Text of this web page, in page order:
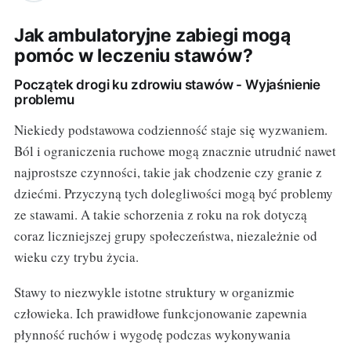
Jak ambulatoryjne zabiegi mogą
pomóc w leczeniu stawów?
Początek drogi ku zdrowiu stawów - Wyjaśnienie
problemu
Niekiedy podstawowa codzienność staje się wyzwaniem.
Ból i ograniczenia ruchowe mogą znacznie utrudnić nawet
najprostsze czynności, takie jak chodzenie czy granie z
dziećmi. Przyczyną tych dolegliwości mogą być problemy
ze stawami. A takie schorzenia z roku na rok dotyczą
coraz liczniejszej grupy społeczeństwa, niezależnie od
wieku czy trybu życia.
Stawy to niezwykle istotne struktury w organizmie
człowieka. Ich prawidłowe funkcjonowanie zapewnia
płynność ruchów i wygodę podczas wykonywania